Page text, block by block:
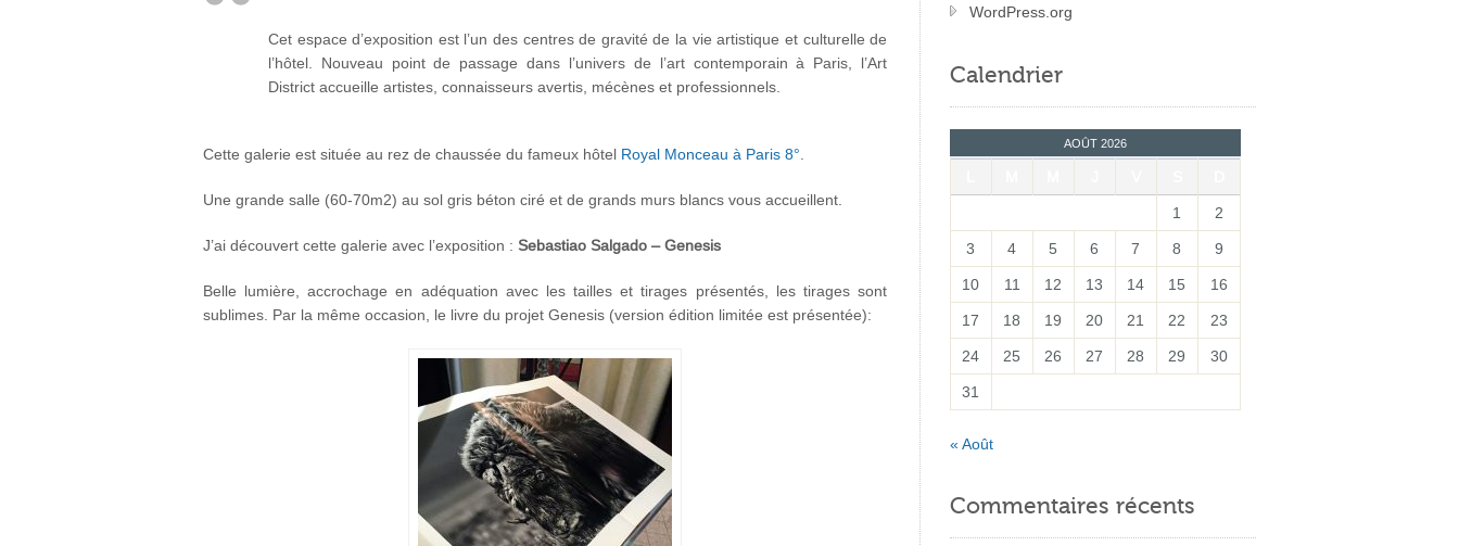
Cet espace d’exposition est l’un des centres de gravité de la vie artistique et culturelle de
l’hôtel. Nouveau point de passage dans l’univers de l’art contemporain à Paris, l’Art
District accueille artistes, connaisseurs avertis, mécènes et professionnels.
Cette galerie est située au rez de chaussée du fameux hôtelRoyal Monceau à Paris 8°
Une grande salle (60-70m2) au sol gris béton ciré et de grands murs blancs vous accueillent.
J’ai découvert cette galerie avec l’exposition : Sebastiao Salgado – Genesis
Belle lumière, accrochage en adéquation avec les tailles et tirages présentés, les tirages sont
sublimes. Par la même occasion, le livre du projet Genesis (version édition limitée est présentée):
WordPress.org
Calendrier
AOÛT 2026
1 2
3 4 5 6 7 8 9
10 11 12 13 14 15 16
17 18 19 20 21 22 23
24 25 26 27 28 29 30
31
« Août
Commentaires récents